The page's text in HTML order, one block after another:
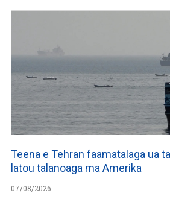
Teena e Tehran faamatalaga ua
latou talanoaga ma Amerika
07/08/2026